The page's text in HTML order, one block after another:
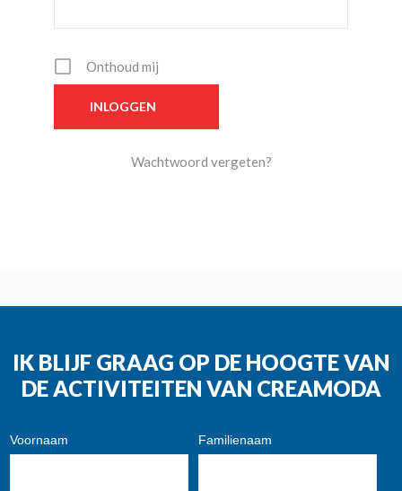
Onthoud mij
Wachtwoord vergeten?
IK BLIJF GRAAG OP DE HOOGTE VAN
DE ACTIVITEITEN VAN CREAMODA
Voornaam Familienaam